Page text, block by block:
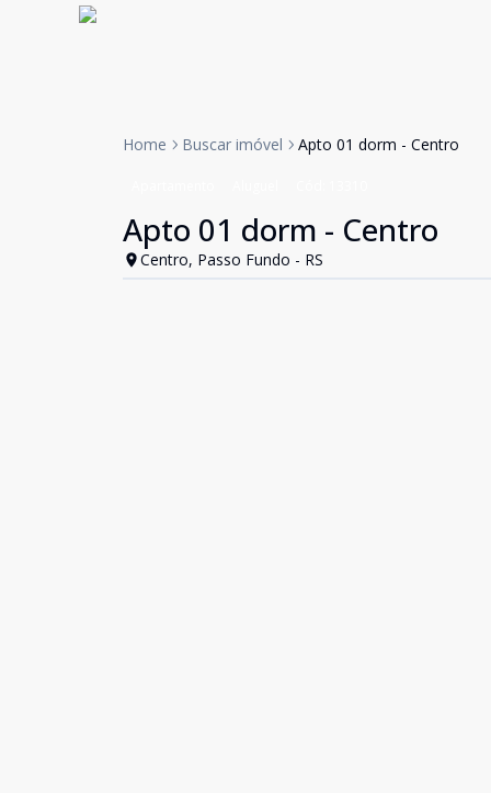
Home Buscar imóvel Apto 01 dorm - Centro
Apto 01 dorm - Centro
Centro, Passo Fundo - RS